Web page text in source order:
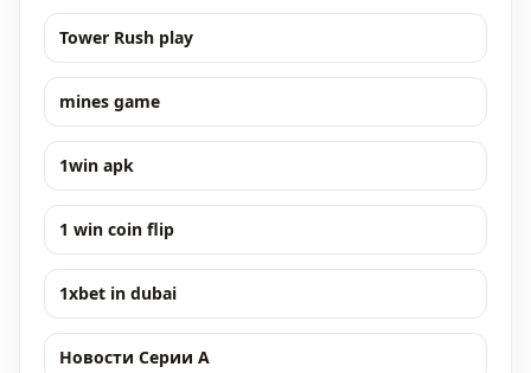
Tower Rush play
mines game
1win apk
1 win coin flip
1xbet in dubai
Новости Серии А